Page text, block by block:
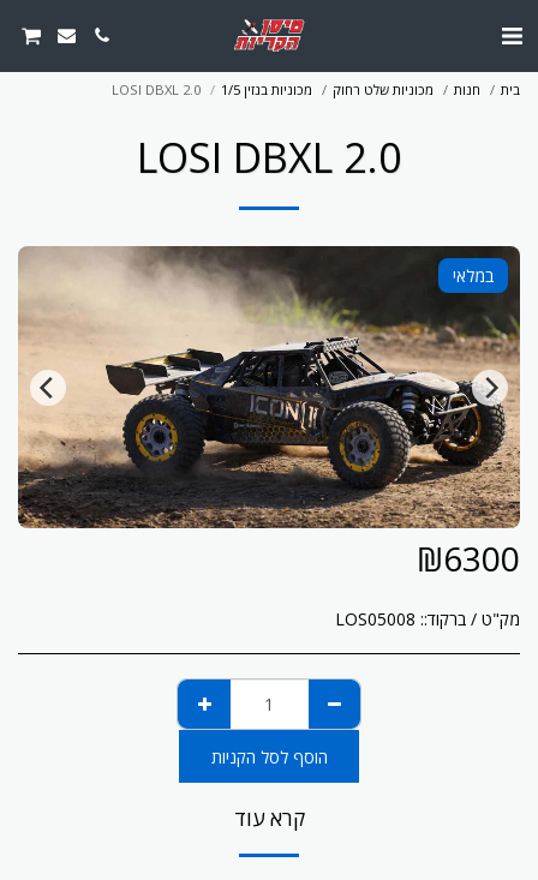
בית חנות מכוניות שלט רחוק מכוניות בנזין 1/5 LOSI DBXL 2.0
LOSI DBXL 2.0
במלאי
₪6300
מק"ט / ברקוד:: LOS05008
הוסף לסל הקניות
קרא עוד